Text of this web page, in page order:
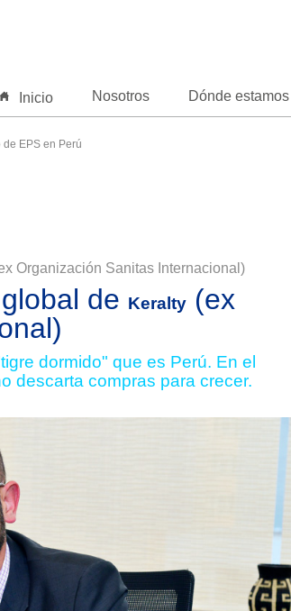
Inicio Nosotros Dónde estamos
EPS en Perú
Organización Sanitas Internacional)
de Keralty(ex
dormido" que es Perú. En el
descarta compras para crecer.